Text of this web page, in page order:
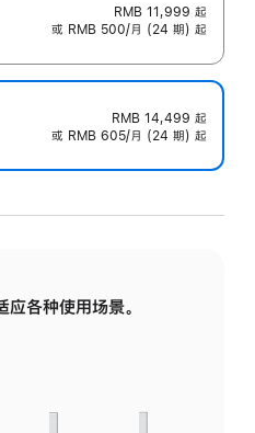
RMB 11,999 起
或 RMB 500/月 (24 期) 起
RMB 14,499 起
或 RMB 605/月 (24 期) 起
应各种使用场景。